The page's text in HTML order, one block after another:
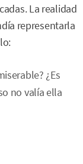
La realidad
representarla
¿Es
no valía ella